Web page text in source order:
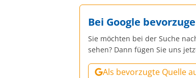
Bei Google
Sie möchten bei der Suche
sehen? Dann fügen Sie uns
Als bevorzugte Quelle